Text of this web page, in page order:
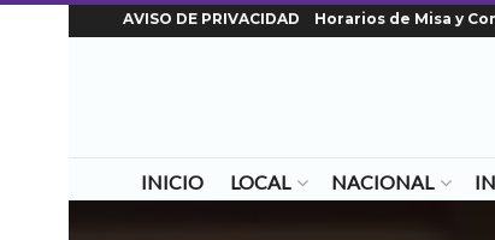
AVISO DE PRIVACIDAD Horarios de Misa y
INICIO LOCAL NACIONAL